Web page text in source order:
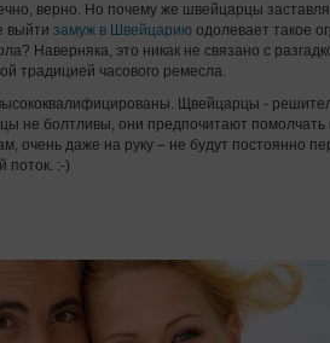
верно. Но почему же швейцарцы
выйти замуж в Швейцарию одолевает такое
Наверняка, это никак не связано с
традицией часового ремесла.
Щвейцарцы -
не болтливы, они предпочитают помолчать
очень даже на руку – не будут постоянно
поток. :-)